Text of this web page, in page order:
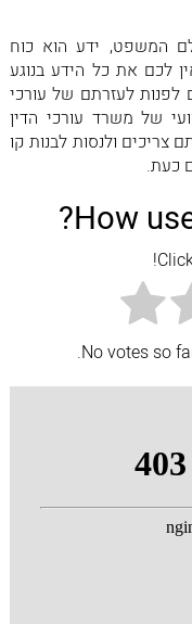
המשפט, ידע הוא כוח
לכם את כל הידע בנוגע
לפנות לעזרתם של עורכי
של משרד עורכי הדין
ולנסות לבנות קו
כעת.
How
No votes so